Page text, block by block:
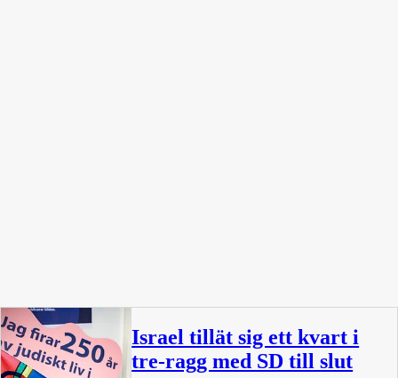
Israel tillät sig ett kvart i
tre-ragg med SD till slut